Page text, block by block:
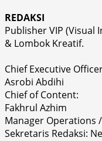
REDAKSI
Publisher VIP (Visual
& Lombok Kreatif.
Chief Executive
Asrobi Abdihi
Chief of Content:
Fakhrul Azhim
Manager Operations
Sekretaris Redaksi: